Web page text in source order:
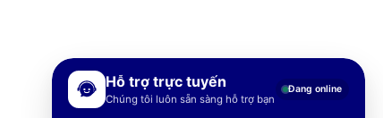
Hỗ trợ trực tuyến
Chúng tôi luôn sẵn sàng hỗ trợ bạn
Đang online